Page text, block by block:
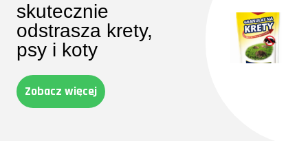
skutecznie
odstrasza krety,
psy i koty
Zobacz więcej